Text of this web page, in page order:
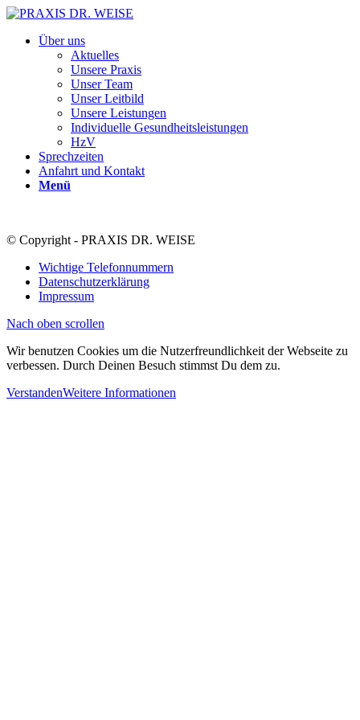
Über uns
Aktuelles
Unsere Praxis
Unser Team
Unser Leitbild
Unsere Leistungen
Individuelle Gesundheitsleistungen
HzV
Sprechzeiten
Anfahrt und Kontakt
Menü
© Copyright - PRAXIS DR. WEISE
Wichtige Telefonnummern
Datenschutzerklärung
Impressum
Nach oben scrollen
Wir benutzen Cookies um die Nutzerfreundlichkeit der Webseite zu
verbessen. Durch Deinen Besuch stimmst Du dem zu.
VerstandenWeitere Informationen